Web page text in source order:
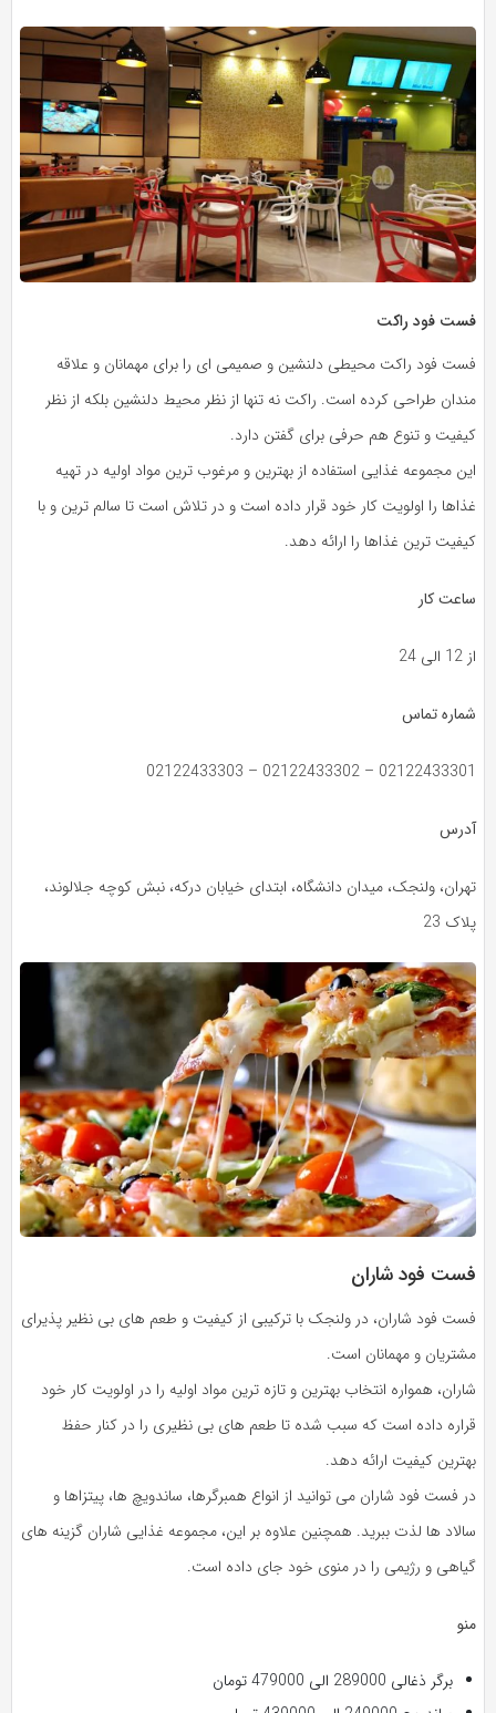
فست فود راکت
فست فود راکت محیطی دلنشین و صمیمی ای را برای مهمانان و علاقه
مندان طراحی کرده است. راکت نه تنها از نظر محیط دلنشین بلکه از نظر
کیفیت و تنوع هم حرفی برای گفتن دارد.
این مجموعه غذایی استفاده از بهترین و مرغوب ترین مواد اولیه در تهیه
غذاها را اولویت کار خود قرار داده است و در تلاش است تا سالم ترین و با
کیفیت ترین غذاها را ارائه دهد.
ساعت کار
از 12 الی 24
شماره تماس
02122433301 – 02122433302 – 02122433303
آدرس
تهران، ولنجک، میدان دانشگاه، ابتدای خیابان درکه، نبش کوچه جلالوند،
پلاک 23
فست فود شاران
فست فود شاران، در ولنجک با ترکیبی از کیفیت و طعم های بی نظیر پذیرای
مشتریان و مهمانان است.
شاران، همواره انتخاب بهترین و تازه ترین مواد اولیه را در اولویت کار خود
قراره داده است که سبب شده تا طعم های بی نظیری را در کنار حفظ
بهترین کیفیت ارائه دهد.
در فست فود شاران می توانید از انواع همبرگرها، ساندویچ ها، پیتزاها و
سالاد ها لذت ببرید. همچنین علاوه بر این، مجموعه غذایی شاران گزینه های
گیاهی و رژیمی را در منوی خود جای داده است.
منو
برگر ذغالی 289000 الی 479000 تومان